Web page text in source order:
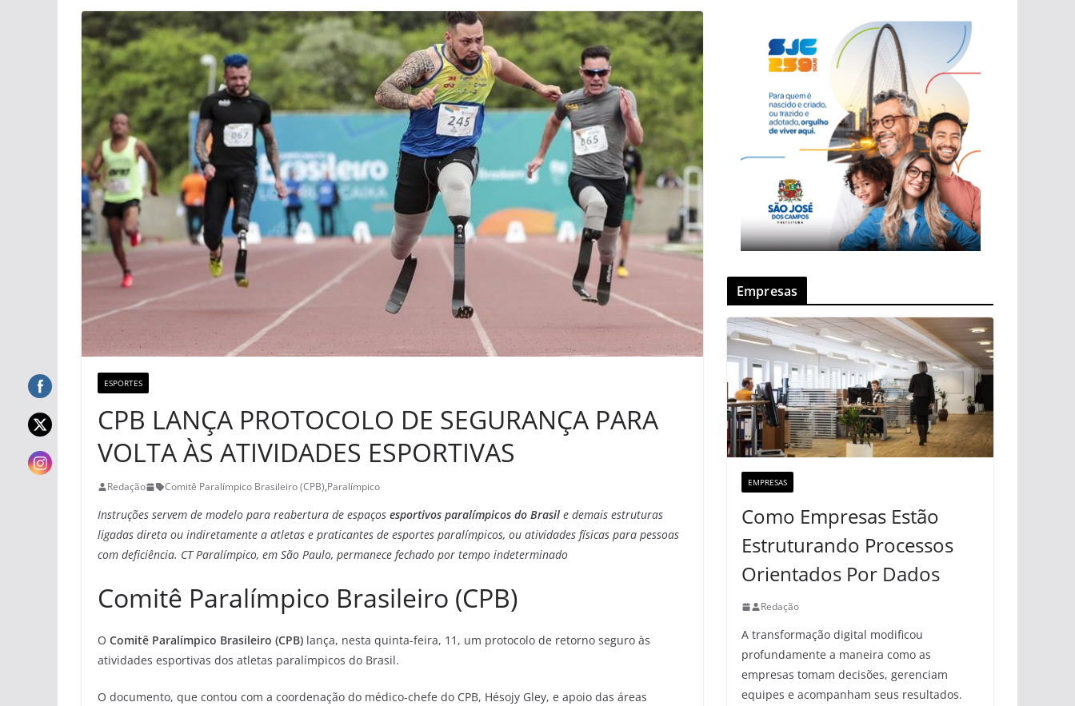
ESPORTES
CPB LANÇA PROTOCOLO DE SEGURANÇA PARA
VOLTA ÀS ATIVIDADES ESPORTIVAS
Redação Comitê Paralímpico Brasileiro (CPB),Paralímpico
Instruções servem de modelo para reabertura de espaços esportivos paralímpicos do Brasil e demais estruturas
ligadas direta ou indiretamente a atletas e praticantes de esportes paralímpicos, ou atividades físicas para pessoas
com deficiência. CT Paralímpico, em São Paulo, permanece fechado por tempo indeterminado
Comitê Paralímpico Brasileiro (CPB)
O Comitê Paralímpico Brasileiro (CPB) lança, nesta quinta-feira, 11, um protocolo de retorno seguro às
atividades esportivas dos atletas paralímpicos do Brasil.
O documento, que contou com a coordenação do médico-chefe do CPB, Hésojy Gley, e apoio das áreas
Empresas
EMPRESAS
Como Empresas Estão
Estruturando Processos
Orientados Por Dados
Redação
A transformação digital modificou
profundamente a maneira como as
empresas tomam decisões, gerenciam
equipes e acompanham seus resultados.